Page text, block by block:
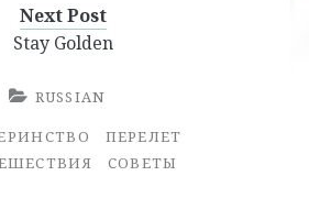
Next Post
Stay Golden
RUSSIAN
ПЕРЕЛЕТ
СОВЕТЫ